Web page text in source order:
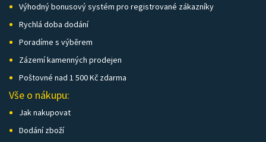
Výhodný bonusový systém pro registrované zákazníky
Rychlá doba dodání
Poradíme s výběrem
Zázemí kamenných prodejen
Poštovné nad 1 500 Kč zdarma
Vše o nákupu:
Jak nakupovat
Dodání zboží